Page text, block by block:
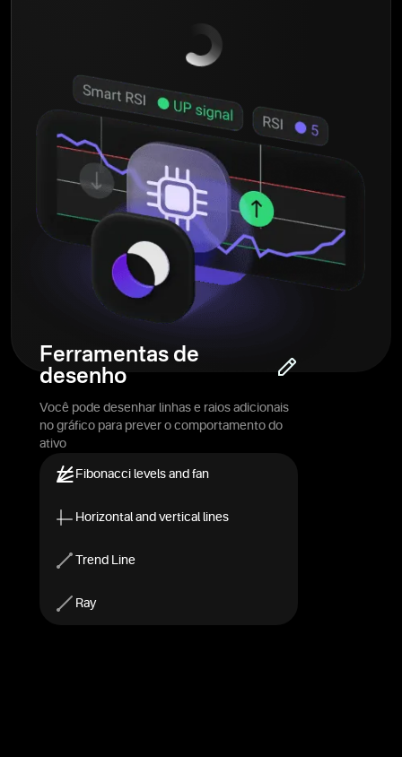
Ferramentas de
desenho
Você pode desenhar linhas e raios adicionais
no gráfico para prever o comportamento do
ativo
Fibonacci levels and fan
Horizontal and vertical lines
Trend Line
Ray